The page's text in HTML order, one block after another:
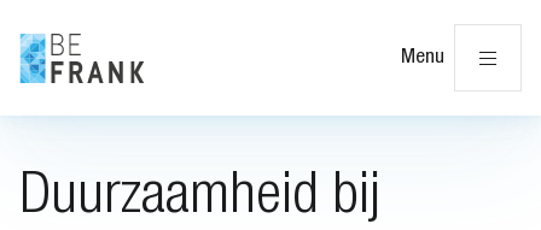
Menu
Duurzaamheid bij